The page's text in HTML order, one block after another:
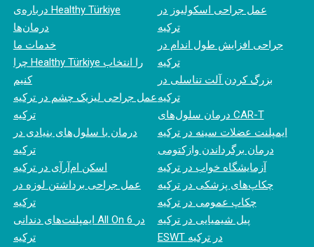
درباره‌ی Healthy Türkiye
درمان‌ها
خدمات ما
چرا Healthy Türkiye را انتخاب
کنیم
عمل جراحی لیزیک چشم در ترکیه
ترکیه
درمان با سلول‌های بنیادی در
ترکیه
اسکن ام‌آر‌آی در ترکیه
عمل جراحی برداشتن لوزه در
ترکیه
ایمپلنت‌های دندانی All On 6 در
ترکیه
عمل جراحی اسکولیوز در
ترکیه
جراحی افزایش طول اندام در
ترکیه
بزرگ کردن آلت تناسلی در
ترکیه
درمان سلول‌های CAR-T
ایمپلنت عضلات سینه در ترکیه
درمان برگرداندن وازکتومی
آزمایشگاه خواب در ترکیه
چکاپ‌های پزشکی در ترکیه
چکاپ عمومی در ترکیه
پیل شیمیایی در ترکیه
ESWT در ترکیه